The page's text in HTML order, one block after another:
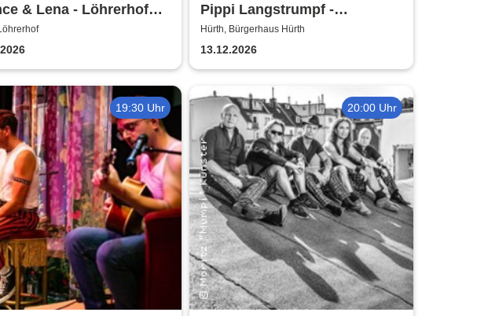
& Lena - Löhrerhof
Pippi Langstrumpf -
Bürgerhaus Hürth
Hürth, Bürgerhaus Hürth
13.12.2026
19:30 Uhr 20:00 Uhr